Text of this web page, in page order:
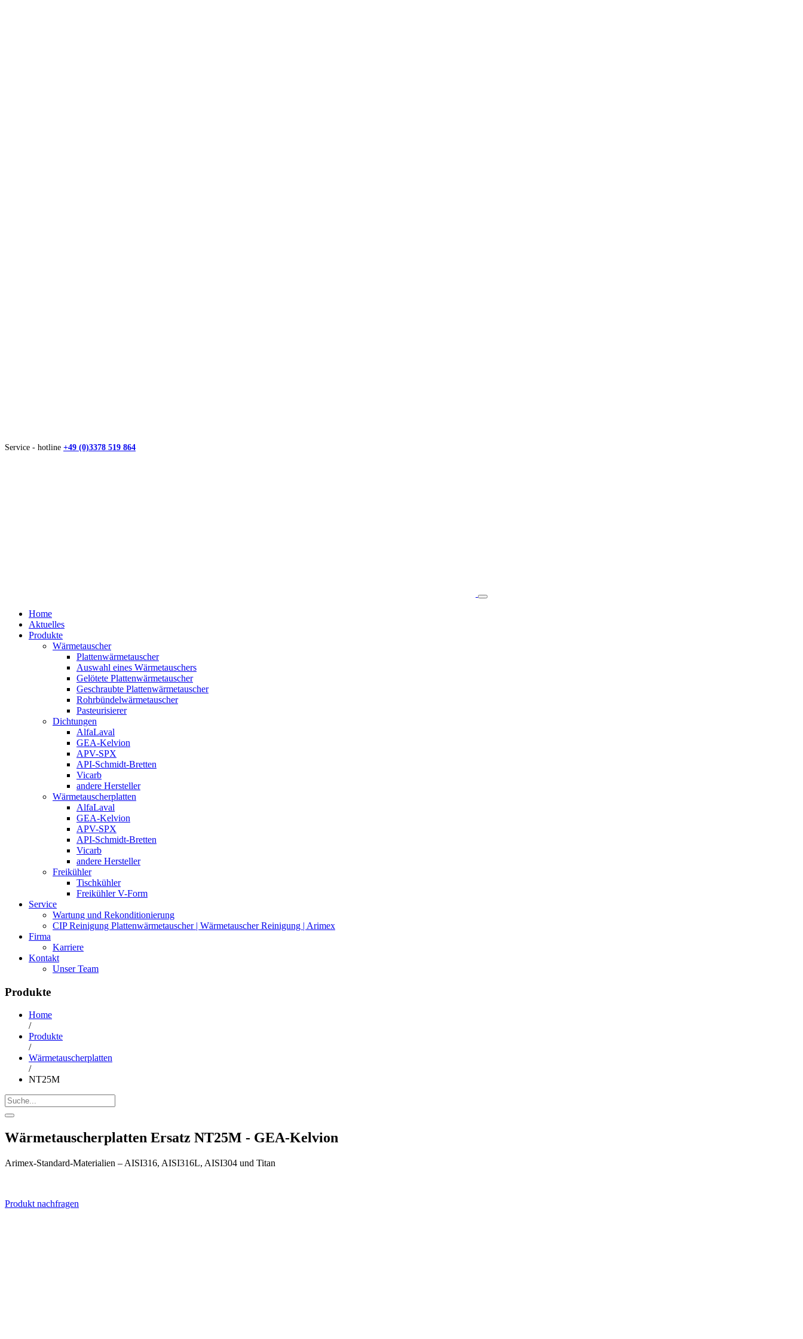
Service - hotline +49 (0)3378 519 864
Home
Aktuelles
Produkte
Wärmetauscher
Plattenwärmetauscher
Auswahl eines Wärmetauschers
Gelötete Plattenwärmetauscher
Geschraubte Plattenwärmetauscher
Rohrbündelwärmetauscher
Pasteurisierer
Dichtungen
AlfaLaval
GEA-Kelvion
APV-SPX
API-Schmidt-Bretten
Vicarb
andere Hersteller
Wärmetauscherplatten
AlfaLaval
GEA-Kelvion
APV-SPX
API-Schmidt-Bretten
Vicarb
andere Hersteller
Freikühler
Tischkühler
Freikühler V-Form
Service
Wartung und Rekonditionierung
CIP Reinigung Plattenwärmetauscher | Wärmetauscher Reinigung | Arimex
Firma
Karriere
Kontakt
Unser Team
Produkte
Home
/
Produkte
/
Wärmetauscherplatten
/
NT25M
Wärmetauscherplatten Ersatz NT25M - GEA-Kelvion
Arimex-Standard-Materialien – AISI316, AISI316L, AISI304 und Titan
Produkt nachfragen